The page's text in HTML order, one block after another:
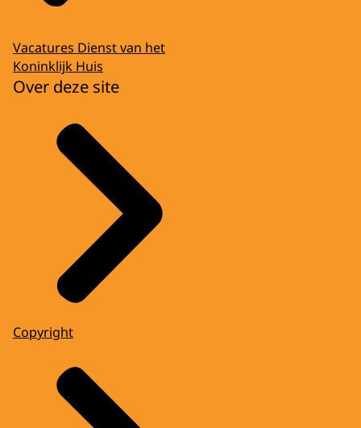
Vacatures Dienst van het
Koninklijk Huis
Over deze site
Copyright